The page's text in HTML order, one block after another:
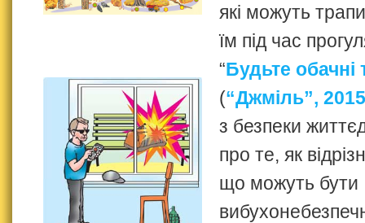
які можуть
їм під час
“Будьте обачні
(“Джміль”,
з безпеки
про те, як
що можуть бути